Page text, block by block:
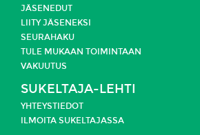
JÄSENEDUT
LIITY JÄSENEKSI
SEURAHAKU
TULE MUKAAN TOIMINTAAN
VAKUUTUS
SUKELTAJA-LEHTI
YHTEYSTIEDOT
ILMOITA SUKELTAJASSA